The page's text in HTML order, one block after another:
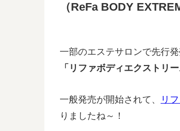
（ReFa BODY
一部のエステサロンで先行発
「リファボディエクストリ
一般発売が開始されて、 リ
りましたね～！